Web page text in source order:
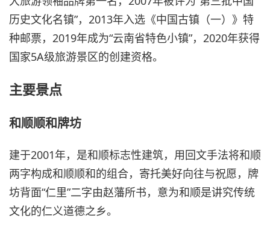
历史文化名镇”，2013年入选《中国古镇（一）》特
种邮票，2019年成为“云南省特色小镇”，2020年获得
国家5A级旅游景区的创建资格。
主要景点
和顺顺和牌坊
建于2001年，是和顺标志性建筑，用回文手法将和顺
两字构成和顺顺和的组合，寄托美好向往与祝愿，牌
坊背面“仁里”二字由赵藩所书，意为和顺是讲究传统
文化的仁义道德之乡。